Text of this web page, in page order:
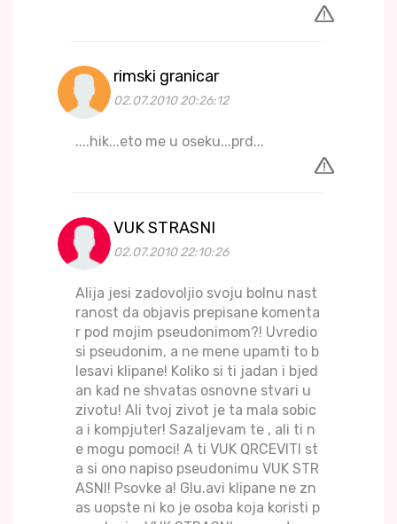
rimski granicar
02.07.2010 20:26:12
....hik...eto me u oseku...prd...
VUK STRASNI
02.07.2010 22:10:26
Alija jesi zadovoljio svoju bolnu nast
ranost da objavis prepisane komenta
r pod mojim pseudonimom?! Uvredio
si pseudonim, a ne mene upamti to b
lesavi klipane! Koliko si ti jadan i bjed
an kad ne shvatas osnovne stvari u
zivotu! Ali tvoj zivot je ta mala sobic
a i kompjuter! Sazaljevam te , ali ti n
e mogu pomoci! A ti VUK QRCEVITI st
a si ono napiso pseudonimu VUK STR
ASNI! Psovke a! Glu.avi klipane ne zn
as uopste ni ko je osoba koja koristi p